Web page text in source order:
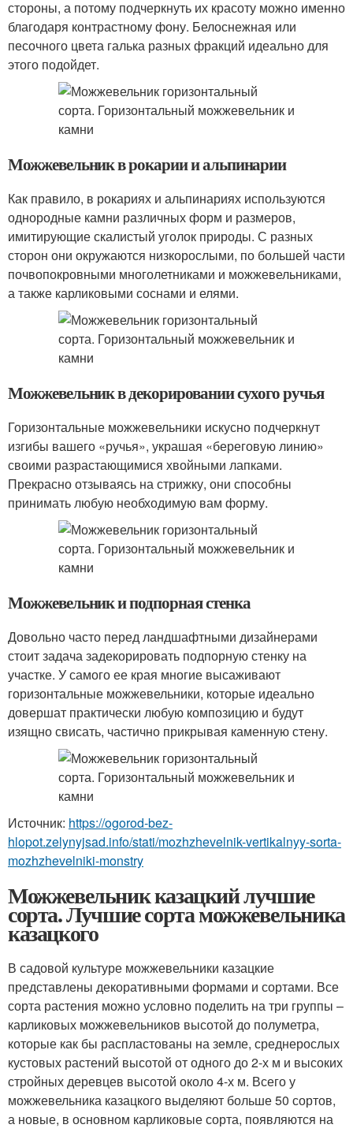
стороны, а потому подчеркнуть их красоту можно именно
благодаря контрастному фону. Белоснежная или
песочного цвета галька разных фракций идеально для
этого подойдет.
Можжевельник в рокарии и альпинарии
Как правило, в рокариях и альпинариях используются
однородные камни различных форм и размеров,
имитирующие скалистый уголок природы. С разных
сторон они окружаются низкорослыми, по большей части
почвопокровными многолетниками и можжевельниками,
а также карликовыми соснами и елями.
Можжевельник в декорировании сухого ручья
Горизонтальные можжевельники искусно подчеркнут
изгибы вашего «ручья», украшая «береговую линию»
своими разрастающимися хвойными лапками.
Прекрасно отзываясь на стрижку, они способны
принимать любую необходимую вам форму.
Можжевельник и подпорная стенка
Довольно часто перед ландшафтными дизайнерами
стоит задача задекорировать подпорную стенку на
участке. У самого ее края многие высаживают
горизонтальные можжевельники, которые идеально
довершат практически любую композицию и будут
изящно свисать, частично прикрывая каменную стену.
Источник: https://ogorod-bez-
hlopot.zelynyjsad.info/stati/mozhzhevelnik-vertikalnyy-sorta-
mozhzhevelniki-monstry
Можжевельник казацкий лучшие
сорта. Лучшие сорта можжевельника
казацкого
В садовой культуре можжевельники казацкие
представлены декоративными формами и сортами. Все
сорта растения можно условно поделить на три группы –
карликовых можжевельников высотой до полуметра,
которые как бы распластованы на земле, среднерослых
кустовых растений высотой от одного до 2-х м и высоких
стройных деревцев высотой около 4-х м. Всего у
можжевельника казацкого выделяют больше 50 сортов,
а новые, в основном карликовые сорта, появляются на